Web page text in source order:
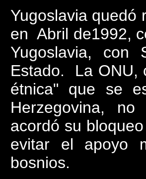
Yugoslavia quedó
en Abril de1992,
Yugoslavia, con
Estado.
La ONU,
étnica" que se
Herzegovina,
acordó su
evitar el apoyo
bosnios.